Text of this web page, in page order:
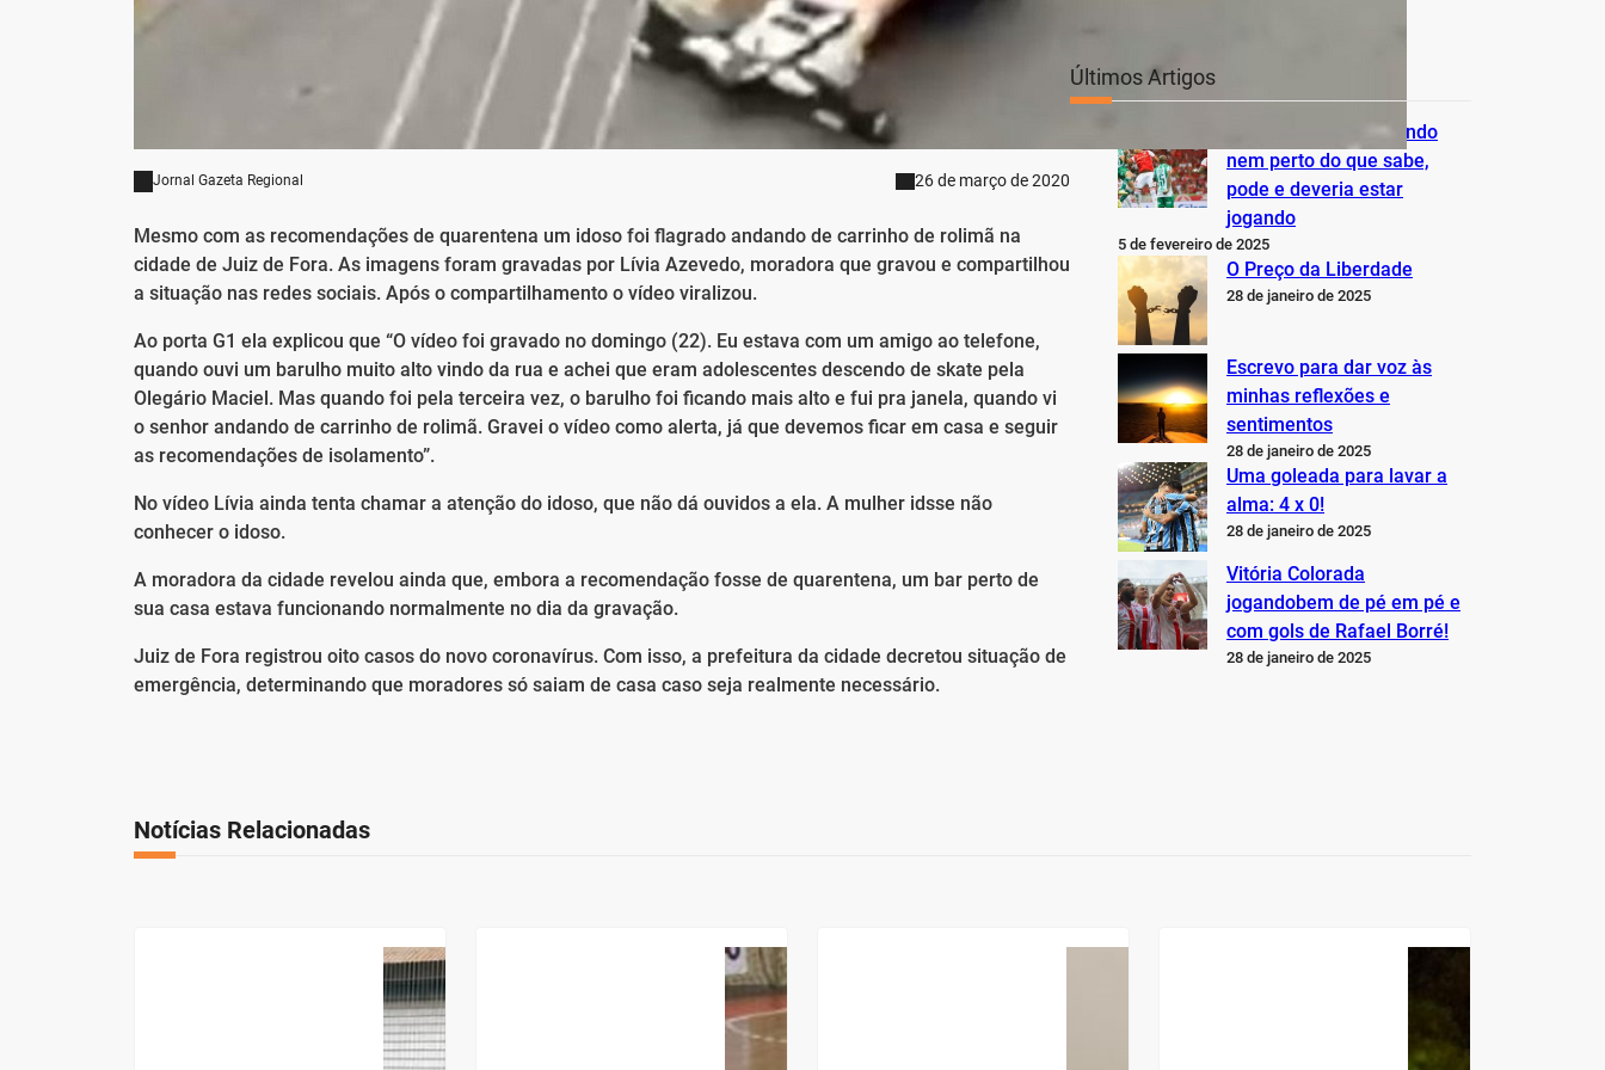
Jornal Gazeta Regional 26 de março de 2020
Mesmo com as recomendações de quarentena um idoso foi flagrado andando de carrinho de rolimã na
cidade de Juiz de Fora. As imagens foram gravadas por Lívia Azevedo, moradora que gravou e compartilhou
a situação nas redes sociais. Após o compartilhamento o vídeo viralizou.
Ao porta G1 ela explicou que “O vídeo foi gravado no domingo (22). Eu estava com um amigo ao telefone,
quando ouvi um barulho muito alto vindo da rua e achei que eram adolescentes descendo de skate pela
Olegário Maciel. Mas quando foi pela terceira vez, o barulho foi ficando mais alto e fui pra janela, quando vi
o senhor andando de carrinho de rolimã. Gravei o vídeo como alerta, já que devemos ficar em casa e seguir
as recomendações de isolamento”.
No vídeo Lívia ainda tenta chamar a atenção do idoso, que não dá ouvidos a ela. A mulher idsse não
conhecer o idoso.
A moradora da cidade revelou ainda que, embora a recomendação fosse de quarentena, um bar perto de
sua casa estava funcionando normalmente no dia da gravação.
Juiz de Fora registrou oito casos do novo coronavírus. Com isso, a prefeitura da cidade decretou situação de
emergência, determinando que moradores só saiam de casa caso seja realmente necessário.
Últimos Artigos
O Inter não está jogando
nem perto do que sabe,
pode e deveria estar
jogando
5 de fevereiro de 2025
O Preço da Liberdade
28 de janeiro de 2025
Escrevo para dar voz às
minhas reflexões e
sentimentos
28 de janeiro de 2025
Uma goleada para lavar a
alma: 4 x 0!
28 de janeiro de 2025
Vitória Colorada
jogandobem de pé em pé e
com gols de Rafael Borré!
28 de janeiro de 2025
Notícias Relacionadas